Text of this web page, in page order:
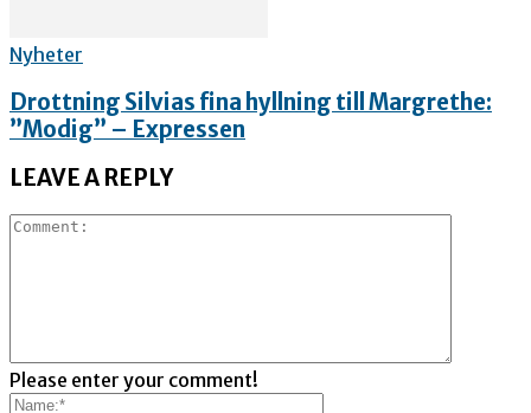
Nyheter
Drottning Silvias fina hyllning till Margrethe:
”Modig” – Expressen
LEAVE A REPLY
Please enter your comment!